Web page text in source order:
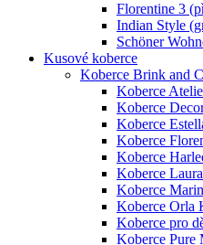
Florentine 3
Indian Style
Schöner
Kusové koberce
Koberce Brink and
Koberce
Koberce
Koberce
Koberce
Koberce
Koberce
Koberce
Koberce Orla
Koberce pro
Koberce Pure